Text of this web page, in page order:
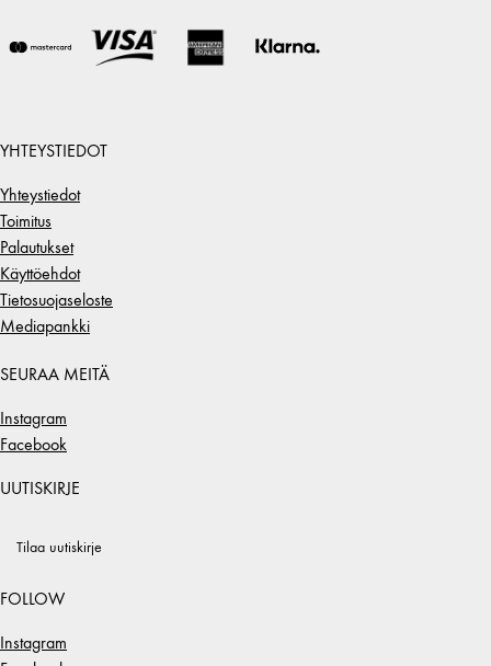
YHTEYSTIEDOT
Yhteystiedot
Toimitus
Palautukset
Käyttöehdot
Tietosuojaseloste
Mediapankki
SEURAA MEITÄ
Instagram
Facebook
UUTISKIRJE
Tilaa uutiskirje
FOLLOW
Instagram